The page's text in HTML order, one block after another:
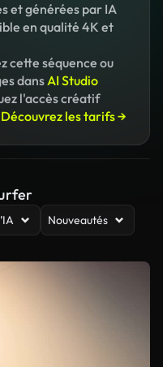
et générées par IA
en qualité 4K et
cette séquence ou
dansAI Studio
l'accès créatif
Découvrez les tarifs →
Nouveautés